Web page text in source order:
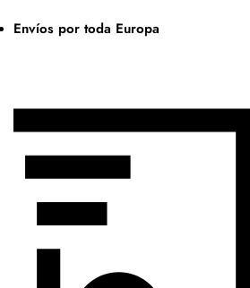
Envíos por toda Europa